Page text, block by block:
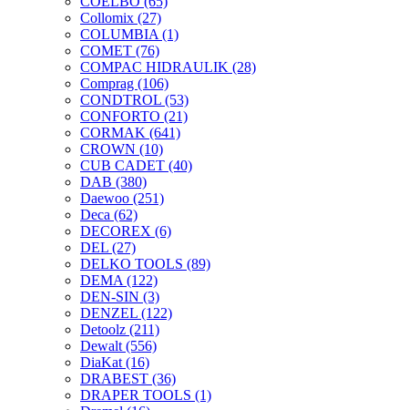
Collomix (27)
COLUMBIA (1)
COMET (76)
COMPAC HIDRAULIK (28)
Comprag (106)
CONDTROL (53)
CONFORTO (21)
CORMAK (641)
CROWN (10)
CUB CADET (40)
DAB (380)
Daewoo (251)
Deca (62)
DECOREX (6)
DEL (27)
DELKO TOOLS (89)
DEMA (122)
DEN-SIN (3)
DENZEL (122)
Detoolz (211)
Dewalt (556)
DiaKat (16)
DRABEST (36)
DRAPER TOOLS (1)